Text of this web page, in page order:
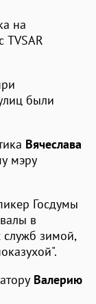
на
были
Вячеслава
мэру
Госдумы
в
зимой,
Валерию